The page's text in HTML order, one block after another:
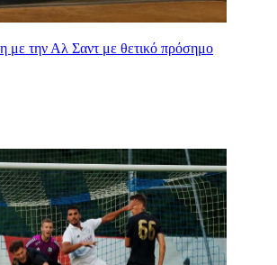
με την Αλ Σαντ με θετικό πρόσημο